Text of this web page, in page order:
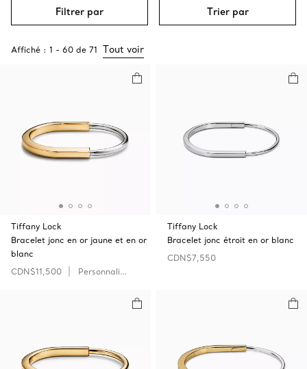
Filtrer par Trier par
Affiché : 1 - 60 de 71 Tout voir
Tiffany Lock
Bracelet jonc en or jaune et en or
blanc
CDN$11,500
Personnaliser
Tiffany Lock
Bracelet jonc étroit en or blanc
CDN$7,550